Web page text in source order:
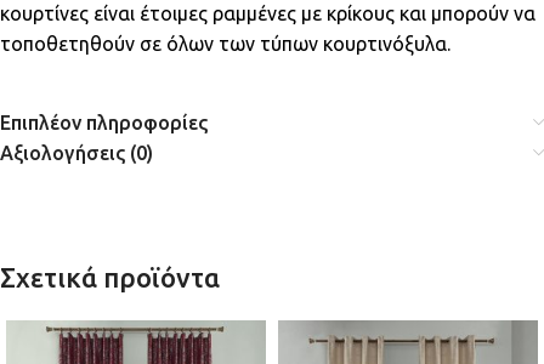
κουρτίνες είναι έτοιμες ραμμένες με κρίκους και μπορούν να
τοποθετηθούν σε όλων των τύπων κουρτινόξυλα.
Επιπλέον πληροφορίες
Αξιολογήσεις (0)
Σχετικά προϊόντα